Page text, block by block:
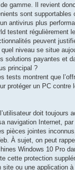
gamme. Il revient
sont supportables
antivirus plus
testent régulièrement
peuvent
niveau se situe
solutions payantes et
principal ?
tests montrent que
protéger un PC contre
doit toujours
navigation Internet,
pièces jointes
À sujet, on peut
Windows 10 Pro
cette protection
ou une application à